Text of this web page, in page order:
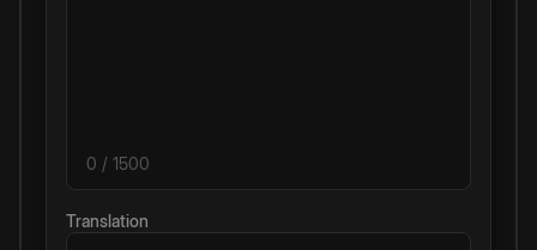
0 / 1500
Translation